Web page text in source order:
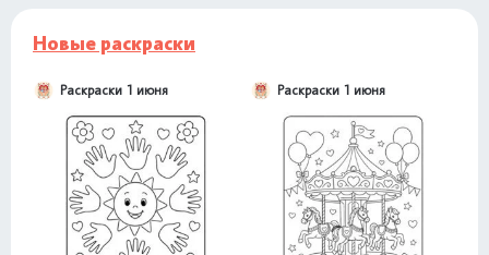
Новые раскраски
Раскраски 1 июня Раскраски 1 июня